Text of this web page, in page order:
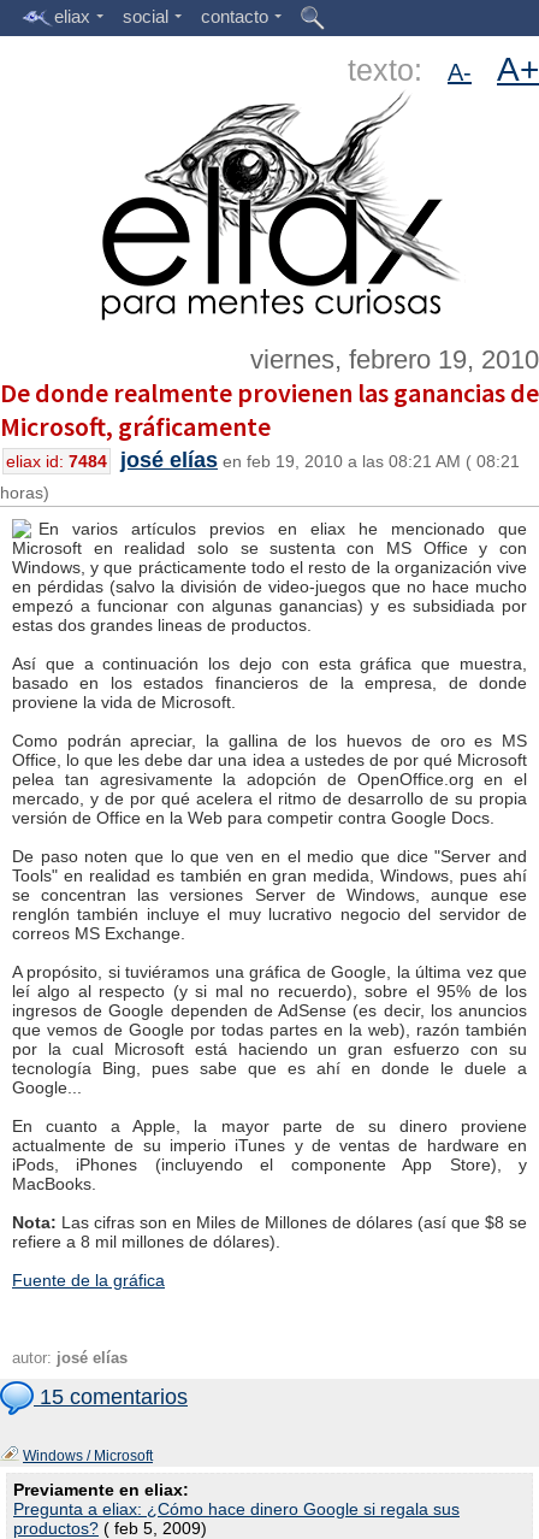
eliax social contacto
texto: A- A+
viernes, febrero 19, 2010
De donde realmente provienen las ganancias de
Microsoft, gráficamente
eliax id: 7484 josé elías en feb 19, 2010 a las 08:21 AM ( 08:21
horas)
En varios artículos previos en eliax he mencionado que
Microsoft en realidad solo se sustenta con MS Office y con
Windows, y que prácticamente todo el resto de la organización vive
en pérdidas (salvo la división de video-juegos que no hace mucho
empezó a funcionar con algunas ganancias) y es subsidiada por
estas dos grandes lineas de productos.
Así que a continuación los dejo con esta gráfica que muestra,
basado en los estados financieros de la empresa, de donde
proviene la vida de Microsoft.
Como podrán apreciar, la gallina de los huevos de oro es MS
Office, lo que les debe dar una idea a ustedes de por qué Microsoft
pelea tan agresivamente la adopción de OpenOffice.org en el
mercado, y de por qué acelera el ritmo de desarrollo de su propia
versión de Office en la Web para competir contra Google Docs.
De paso noten que lo que ven en el medio que dice "Server and
Tools" en realidad es también en gran medida, Windows, pues ahí
se concentran las versiones Server de Windows, aunque ese
renglón también incluye el muy lucrativo negocio del servidor de
correos MS Exchange.
A propósito, si tuviéramos una gráfica de Google, la última vez que
leí algo al respecto (y si mal no recuerdo), sobre el 95% de los
ingresos de Google dependen de AdSense (es decir, los anuncios
que vemos de Google por todas partes en la web), razón también
por la cual Microsoft está haciendo un gran esfuerzo con su
tecnología Bing, pues sabe que es ahí en donde le duele a
Google...
En cuanto a Apple, la mayor parte de su dinero proviene
actualmente de su imperio iTunes y de ventas de hardware en
iPods, iPhones (incluyendo el componente App Store), y
MacBooks.
Nota: Las cifras son en Miles de Millones de dólares (así que $8 se
refiere a 8 mil millones de dólares).
Fuente de la gráfica
autor: josé elías
15 comentarios
Windows / Microsoft
Previamente en eliax:
Pregunta a eliax: ¿Cómo hace dinero Google si regala sus
productos? ( feb 5, 2009)